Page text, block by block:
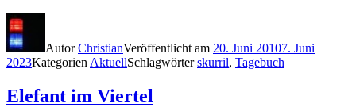
AutorChristianVeröffentlicht am 20. Juni 20107. Juni
2023Kategorien AktuellSchlagwörterskurril, Tagebuch
Elefant im Viertel